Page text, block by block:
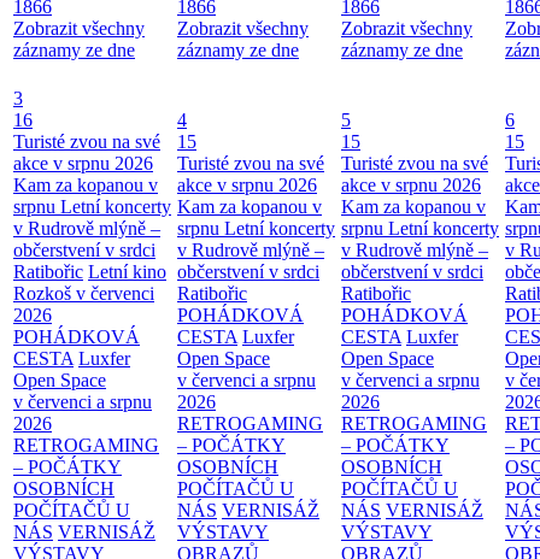
1866
Zobrazit všechny
záznamy ze dne
1866
Zobrazit všechny
záznamy ze dne
1866
Zobrazit všechny
záznamy ze dne
3
16
Turisté zvou na své
akce v srpnu 2026
Kam za kopanou v
srpnu Letní koncerty
v Rudrově mlýně –
občerstvení v srdci
Ratibořic Letní kino
Rozkoš v červenci
2026
POHÁDKOVÁ
CESTA Luxfer
Open Space
v červenci a srpnu
2026
RETROGAMING
– POČÁTKY
OSOBNÍCH
POČÍTAČŮ U
NÁS VERNISÁŽ
VÝSTAVY
4
15
Turisté zvou na své
akce v srpnu 2026
Kam za kopanou v
srpnu Letní koncerty
v Rudrově mlýně –
občerstvení v srdci
Ratibořic
POHÁDKOVÁ
CESTA Luxfer
Open Space
v červenci a srpnu
2026
RETROGAMING
– POČÁTKY
OSOBNÍCH
POČÍTAČŮ U
NÁS VERNISÁŽ
VÝSTAVY
OBRAZŮ
5
15
Turisté zvou na své
akce v srpnu 2026
Kam za kopanou v
srpnu Letní koncerty
v Rudrově mlýně –
občerstvení v srdci
Ratibořic
POHÁDKOVÁ
CESTA Luxfer
Open Space
v červenci a srpnu
2026
RETROGAMING
– POČÁTKY
OSOBNÍCH
POČÍTAČŮ U
NÁS VERNISÁŽ
VÝSTAVY
OBRAZŮ
6
15
v
v
–